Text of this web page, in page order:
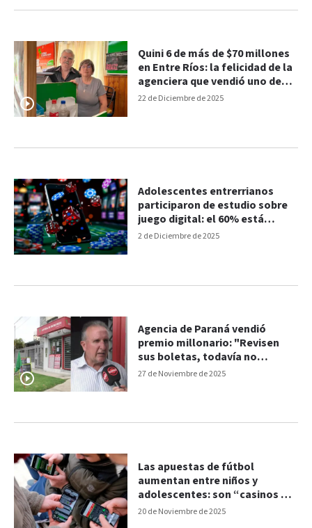
22 de Diciembre de 2025
Quini 6 de más de $70 millones
en Entre Ríos: la felicidad de la
agenciera que vendió uno de
los tickets premiados
2 de Diciembre de 2025
Adolescentes entrerrianos
participaron de estudio sobre
juego digital: el 60% está
expuesto a las apuestas
27 de Noviembre de 2025
Agencia de Paraná vendió
premio millonario: "Revisen
sus boletas, todavía no
aparece el ganador"
20 de Noviembre de 2025
Las apuestas de fútbol
aumentan entre niños y
adolescentes: son “casinos en
miniatura”